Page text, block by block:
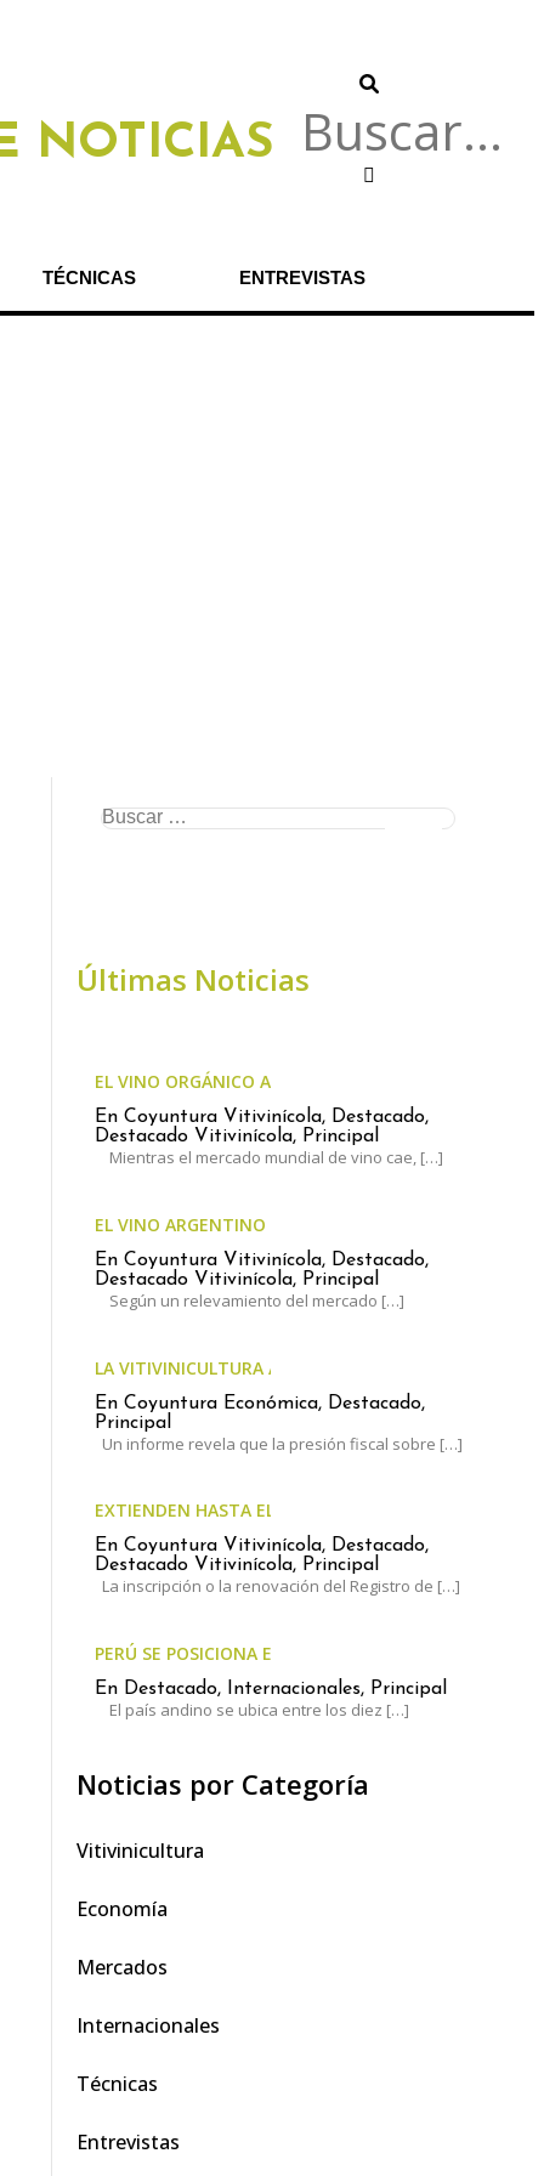
NOTICIAS
TÉCNICAS ENTREVISTAS
Últimas Noticias
EL VINO ORGÁNICO ARGENTINO CRECE A
En Coyuntura Vitivinícola, Destacado,
Destacado Vitivinícola, Principal
Mientras el mercado mundial de vino cae, […]
EL VINO ARGENTINO AUMENTÓ MENOS QUE LA
En Coyuntura Vitivinícola, Destacado,
Destacado Vitivinícola, Principal
Según un relevamiento del mercado […]
LA VITIVINICULTURA ARGENTINA, AL LÍMITE: EL
En Coyuntura Económica, Destacado,
Principal
Un informe revela que la presión fiscal sobre […]
EXTIENDEN HASTA EL 30 DE JUNIO EL PLAZO PARA
En Coyuntura Vitivinícola, Destacado,
Destacado Vitivinícola, Principal
La inscripción o la renovación del Registro de […]
PERÚ SE POSICIONA ENTRE LOS LÍDERES
En Destacado, Internacionales, Principal
El país andino se ubica entre los diez […]
Noticias por Categoría
Vitivinicultura
Economía
Mercados
Internacionales
Técnicas
Entrevistas